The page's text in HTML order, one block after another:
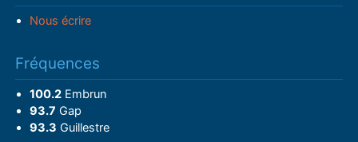
Nous écrire
Fréquences
100.2Embrun
93.7 Gap
93.3 Guillestre